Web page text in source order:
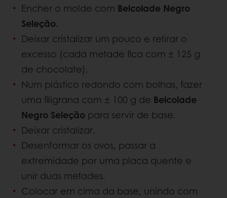
Encher o molde com Belcolade Negro
Seleção.
Deixar cristalizar um pouco e retirar o
excesso (cada metade fica com ± 125 g
de chocolate).
Num plástico redondo com bolhas, fazer
uma filigrana com ± 100 g de Belcolade
Negro Seleção para servir de base.
Deixar cristalizar.
Desenformar os ovos, passar a
extremidade por uma placa quente e
unir duas metades.
Colocar em cima da base, unindo com